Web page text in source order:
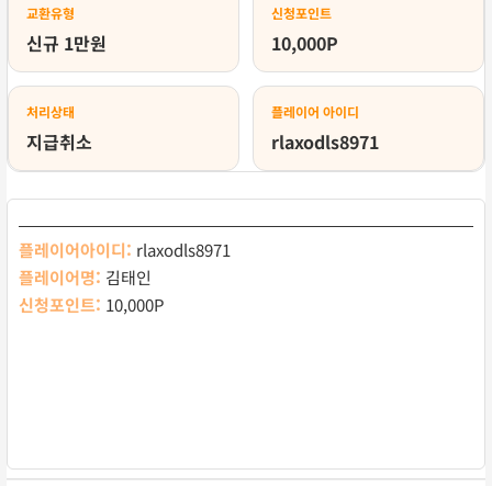
교환유형
신규 1만원
신청포인트
10,000P
처리상태
지급취소
플레이어 아이디
rlaxodls8971
플레이어아이디: rlaxodls8971
플레이어명: 김태인
신청포인트: 10,000P